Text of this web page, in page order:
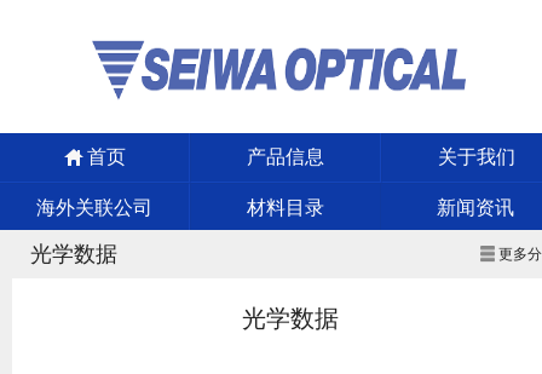
首页 产品信息 关于我们
海外关联公司 材料目录 新闻资讯
更多
光学数据
光学数据